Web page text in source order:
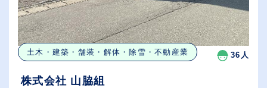
土木・建築・舗装・解体・除雪・不動産業 36人
株式会社 山脇組